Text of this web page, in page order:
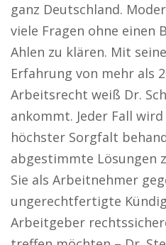
ganz Deutschland.
viele Fragen ohne einen
Ahlen zu klären. Mit
Erfahrung von mehr als
Arbeitsrecht weiß Dr.
ankommt. Jeder Fall
höchster Sorgfalt
abgestimmte Lösungen
Sie als Arbeitnehmer
ungerechtfertigte
Arbeitgeber